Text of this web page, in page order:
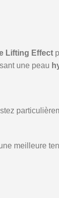
Lifting Effect
une peau
meilleure